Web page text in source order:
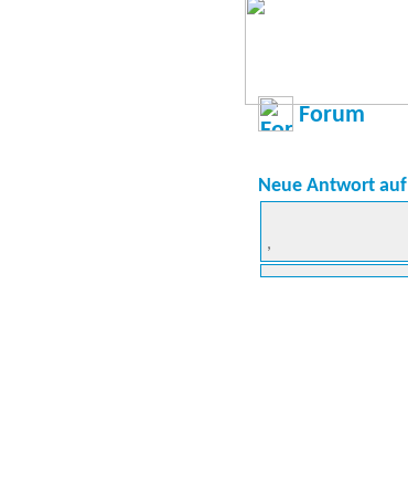
Forum
Neue Antwort auf
,